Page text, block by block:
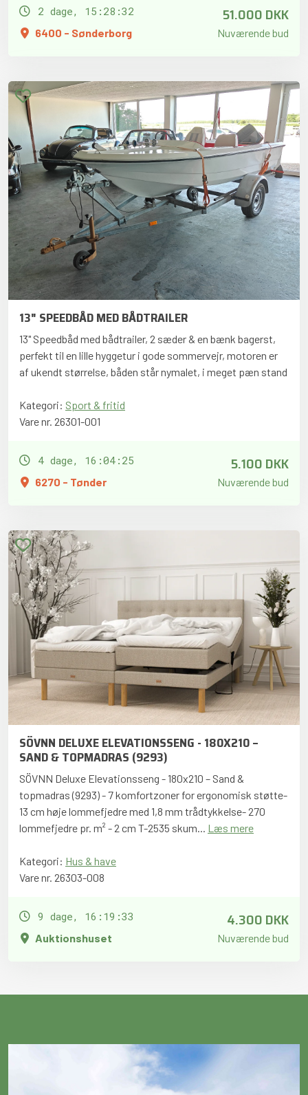
2 dage, 15:28:31
6400 - Sønderborg
51.000 DKK
Nuværende bud
13" SPEEDBÅD MED BÅDTRAILER
13" Speedbåd med bådtrailer, 2 sæder & en bænk bagerst,
perfekt til en lille hyggetur i gode sommervejr, motoren er
af ukendt størrelse, båden står nymalet, i meget pæn stand
Kategori: Sport & fritid
Vare nr. 26301-001
4 dage, 16:04:24
6270 - Tønder
5.100 DKK
Nuværende bud
SÖVNN DELUXE ELEVATIONSSENG - 180X210 –
SAND & TOPMADRAS (9293)
SÖVNN Deluxe Elevationsseng - 180x210 – Sand &
topmadras (9293) - 7 komfortzoner for ergonomisk støtte-
13 cm høje lommefjedre med 1,8 mm trådtykkelse- 270
lommefjedre pr. m² - 2 cm T-2535 skum... Læs mere
Kategori: Hus & have
Vare nr. 26303-008
9 dage, 16:19:32
Auktionshuset
4.300 DKK
Nuværende bud